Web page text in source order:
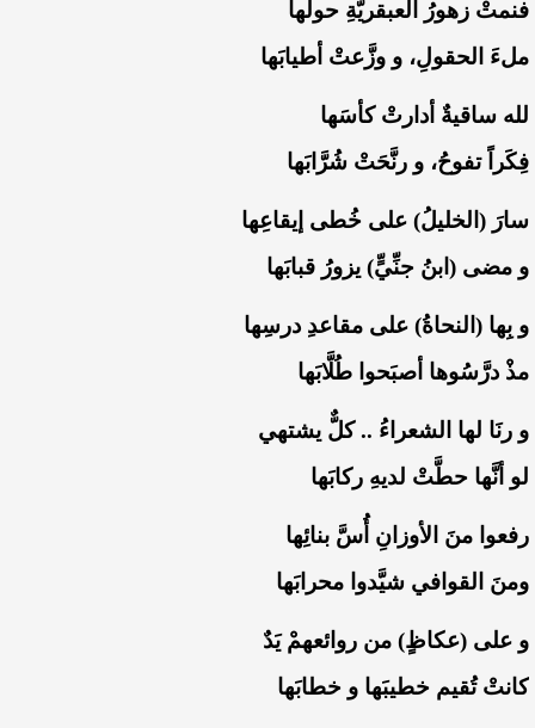
‏فنمتْ زهورُ العبقريّةِ حولَها
‏ملءَ الحقولِ، و وزَّعتْ أطيابَها
‏لله ساقيةٌ أدارتْ كأسَها
‏فِكَراً تفوحُ، و رنَّحَتْ شُرَّابَها
‏سارَ (الخليلُ) على خُطى إيقاعِها
‏و مضى (ابنُ جنِّيٍّ) يزورُ قبابَها
‏و بِها (النحاةُ) على مقاعدِ درسِها
‏مذْ درَّسُوها أصبَحوا طُلَّابَها
‏و رنَا لها الشعراءُ .. كلٌّ يشتهي
‏لو أنَّها حطَّتْ لديهِ ركابَها
‏رفعوا منَ الأوزانِ أُسَّ بنائِها
‏ومنَ القوافي شيَّدوا محرابَها
‏و على (عكاظٍ) من روائعهمْ يَدٌ
‏كانتْ تُقيم خطيبَها و خطابَها